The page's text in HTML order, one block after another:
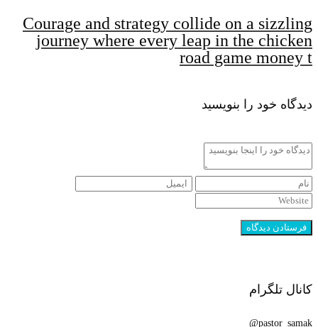
Courage and strategy collide on a sizzling
journey where every leap in the chicken
road game money t
دیدگاه خود را بنویسید
کانال تلگرام
pastor_samak@